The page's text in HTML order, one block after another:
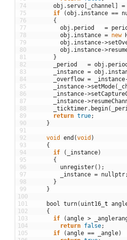
74
75
76
77
78
79
80
81
82
83
84
85
86
87
88
89
90
91
92
93
94
95
96
97
98
99
100
101
102
103
104
105
obj . servo _channel =
if
(obj . instance ==
{
obj . period =
obj . instance = new
obj . instance->
obj . instance->
}
_period
= obj . period
_instance = obj .
_overflow = _instance
_instance->setMode(
_instance->
_instance->
_ticktimer. begin(
return true;
}
void end (void )
{
if
( _instance)
{
unregister( ) ;
_instance = nullptr;
}
}
bool turn( uint16 t
{
if
(angle >
return false;
if
(angle == _angle)